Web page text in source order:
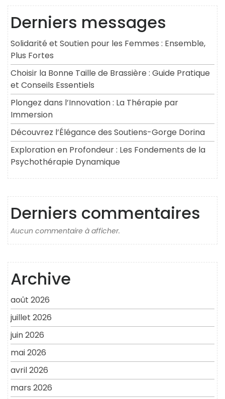
Derniers messages
Solidarité et Soutien pour les Femmes : Ensemble,
Plus Fortes
Choisir la Bonne Taille de Brassière : Guide Pratique
et Conseils Essentiels
Plongez dans l’Innovation : La Thérapie par
Immersion
Découvrez l’Élégance des Soutiens-Gorge Dorina
Exploration en Profondeur : Les Fondements de la
Psychothérapie Dynamique
Derniers commentaires
Aucun commentaire à afficher.
Archive
août 2026
juillet 2026
juin 2026
mai 2026
avril 2026
mars 2026